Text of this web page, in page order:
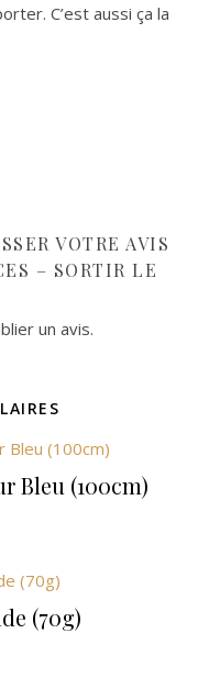
C’est aussi ça la
VOTRE AVIS
– SORTIR LE
un avis.
Bleu (100cm)
(70g)